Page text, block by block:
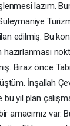
lazım.
edilmiş. Bu
hazırlanması
Biraz önce
İnşallah
bu yıl plan
amacımız var.